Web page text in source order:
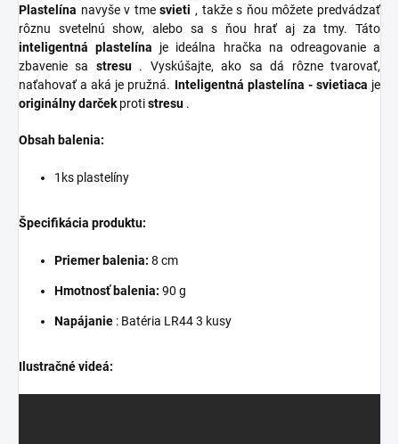
Plastelína navyše v tmesvieti , takže s ňou môžete predvádzať
rôznu svetelnú show, alebo sa s ňou hrať aj za tmy. Táto
inteligentná plastelína je ideálna hračka na odreagovanie a
zbavenie sa stresu. Vyskúšajte, ako sa dá rôzne tvarovať,
naťahovať a aká je pružná. Inteligentná plastelína - svietiaca je
originálny darčekprotistresu .
Obsah balenia:
1ks plastelíny
Špecifikácia produktu:
Priemer balenia: 8 cm
Hmotnosť balenia: 90 g
Napájanie : Batéria LR443 kusy
Ilustračné videá: